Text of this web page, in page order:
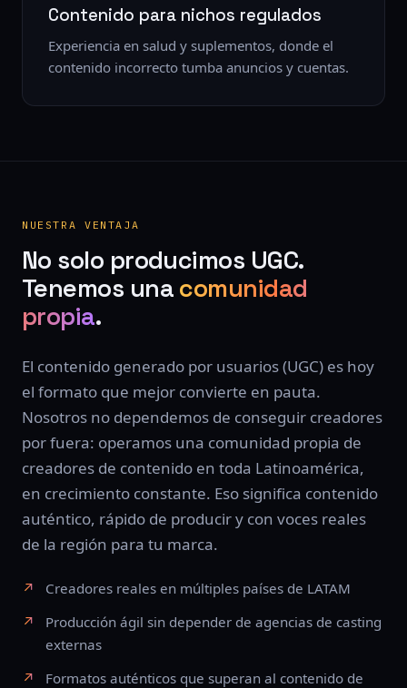
Contenido para nichos regulados
Experiencia en salud y suplementos, donde el
contenido incorrecto tumba anuncios y cuentas.
NUESTRA VENTAJA
No solo producimos UGC.
Tenemos una comunidad
propia.
El contenido generado por usuarios (UGC) es hoy
el formato que mejor convierte en pauta.
Nosotros no dependemos de conseguir creadores
por fuera: operamos una comunidad propia de
creadores de contenido en toda Latinoamérica,
en crecimiento constante. Eso significa contenido
auténtico, rápido de producir y con voces reales
de la región para tu marca.
Creadores reales en múltiples países de LATAM
Producción ágil sin depender de agencias de casting
externas
Formatos auténticos que superan al contenido de